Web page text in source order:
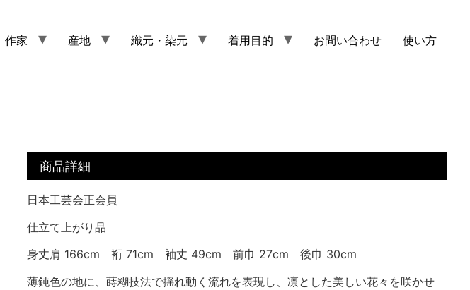
作家 産地 織元・染元 着用目的 お問い合わせ 使い方
商品詳細
日本工芸会正会員
仕立て上がり品
身丈肩 166cm 裄 71cm 袖丈 49cm 前巾 27cm 後巾 30cm
薄鈍色の地に、蒔糊技法で揺れ動く流れを表現し、凛とした美しい花々を咲かせ